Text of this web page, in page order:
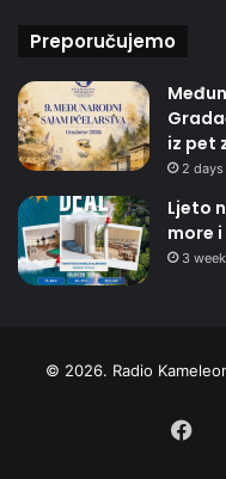
Preporučujemo
iz pet
2
Ljeto
more i
3
© 2026. Radio